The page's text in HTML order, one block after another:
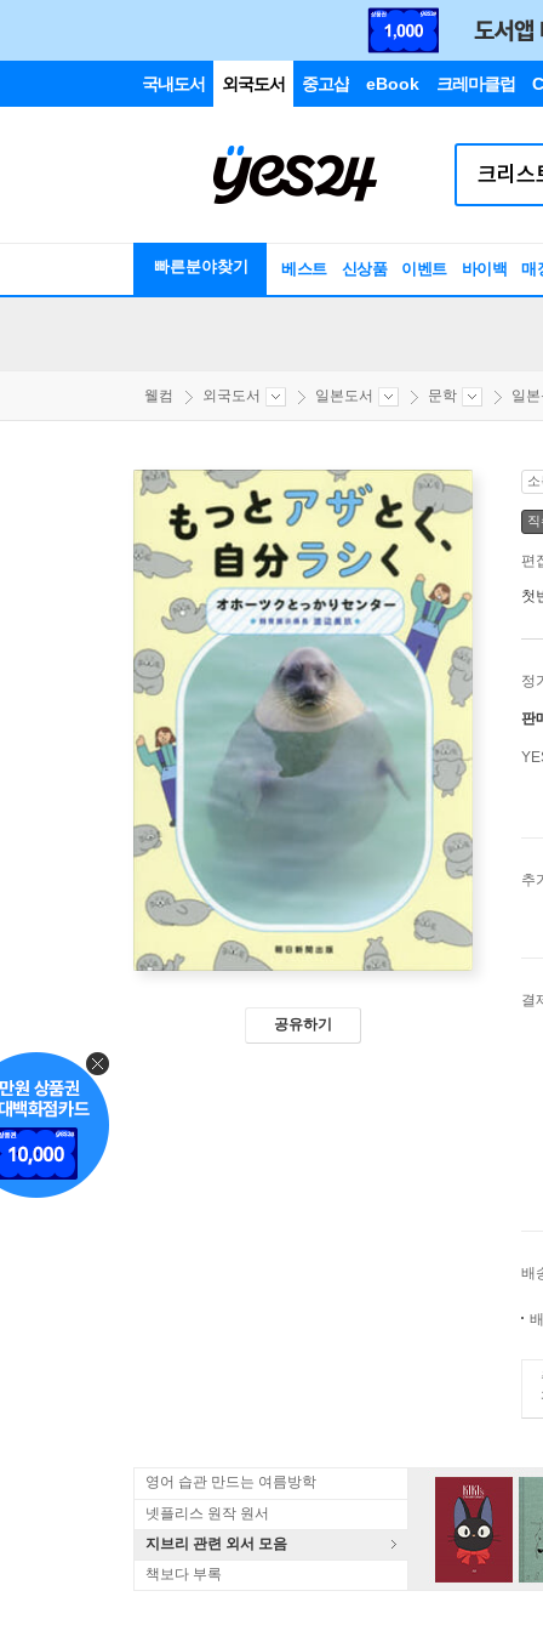
국내도서 외국도서 중고샵 eBook 크레마클럽
빠른분야찾기 베스트 신상품 이벤트 바이백 매
웰컴 외국도서 일본도서 문학 일
공유하기
편
첫
정
판
추
결
배
영어 습관 만드는 여름방학
넷플리스 원작 원서
지브리 관련 외서 모음
책보다 부록